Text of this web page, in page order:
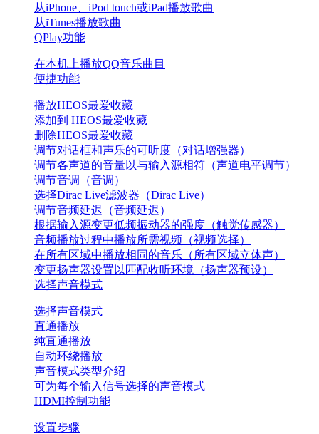
从iPhone、iPod touch或iPad播放歌曲
从iTunes播放歌曲
QPlay功能
在本机上播放QQ音乐曲目
便捷功能
播放HEOS最爱收藏
添加到 HEOS最爱收藏
删除HEOS最爱收藏
调节对话框和声乐的可听度（对话增强器）
调节各声道的音量以与输入源相符（声道电平调节）
调节音调（音调）
选择Dirac Live滤波器（Dirac Live）
调节音频延迟（音频延迟）
根据输入源变更低频振动器的强度（触觉传感器）
音频播放过程中播放所需视频（视频选择）
在所有区域中播放相同的音乐（所有区域立体声）
变更扬声器设置以匹配收听环境（扬声器预设）
选择声音模式
选择声音模式
直通播放
纯直通播放
自动环绕播放
声音模式类型介绍
可为每个输入信号选择的声音模式
HDMI控制功能
设置步骤